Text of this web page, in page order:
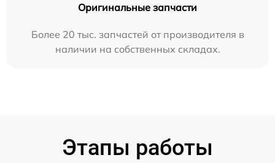
Оригинальные запчасти
Более 20 тыс. запчастей от производителя в
наличии на собственных складах.
Этапы работы